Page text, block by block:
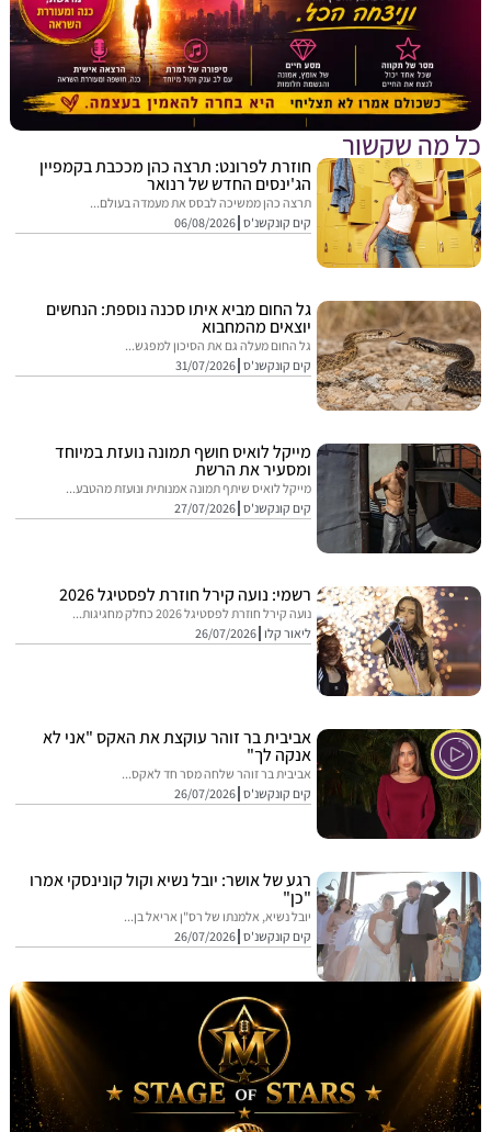
שקשור
חוזרת לפרונט: תרצה כהן מככבת בקמפיין
הג'ינסים החדש של רנואר
תרצה כהן ממשיכה לבסס את מעמדה בעולם...
קים קונקשנ'ס 06/08/2026
גל החום מביא איתו סכנה נוספת: הנחשים
יוצאים מהמחבוא
גל החום מעלה גם את הסיכון למפגש...
קים קונקשנ'ס 31/07/2026
מייקל לואיס חושף תמונה נועזת במיוחד
ומסעיר את הרשת
מייקל לואיס שיתף תמונה אמנותית ונועזת מהטבע...
קים קונקשנ'ס 27/07/2026
רשמי: נועה קירל חוזרת לפסטיגל 2026
נועה קירל חוזרת לפסטיגל 2026 כחלק מחגיגות...
ליאור קלו 26/07/2026
אביבית בר זוהר עוקצת את האקס "אני לא
אנקה לך"
אביבית בר זוהר שלחה מסר חד לאקס...
קים קונקשנ'ס 26/07/2026
רגע של אושר: יובל נשיא וקול קונינסקי אמרו
"כן"
יובל נשיא, אלמנתו של רס"ן אריאל בן...
קים קונקשנ'ס 26/07/2026